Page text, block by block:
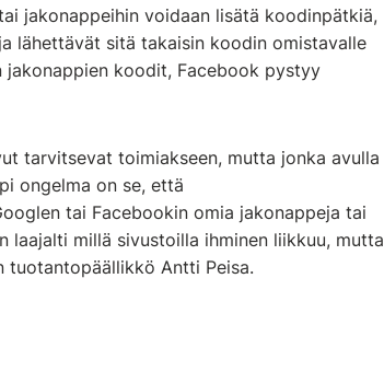
jakonappeihin voidaan lisätä koodinpätkiä,
lähettävät sitä takaisin koodin omistavalle
jakonappien koodit, Facebook pystyy
tarvitsevat toimiakseen, mutta jonka avulla
ongelma on se, että
tai Facebookin omia jakonappeja tai
laajalti millä sivustoilla ihminen liikkuu, mutta
tuotantopäällikkö Antti Peisa.